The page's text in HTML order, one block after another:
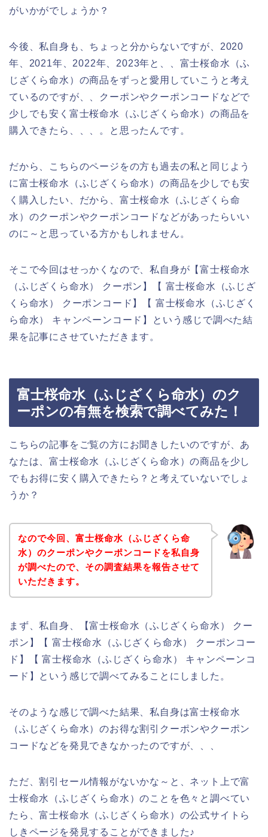
がいかがでしょうか？
今後、私自身も、ちょっと分からないですが、2020
年、2021年、2022年、2023年と、、富士桜命水（ふ
じざくら命水）の商品をずっと愛用していこうと考え
ているのですが、、クーポンやクーポンコードなどで
少しでも安く富士桜命水（ふじざくら命水）の商品を
購入できたら、、、。と思ったんです。
だから、こちらのページをの方も過去の私と同じよう
に富士桜命水（ふじざくら命水）の商品を少しでも安
く購入したい、だから、富士桜命水（ふじざくら命
水）のクーポンやクーポンコードなどがあったらいい
のに～と思っている方かもしれません。
そこで今回はせっかくなので、私自身が【富士桜命水
（ふじざくら命水） クーポン】【 富士桜命水（ふじざ
くら命水） クーポンコード】【 富士桜命水（ふじざく
ら命水） キャンペーンコード】という感じで調べた結
果を記事にさせていただきます。
富士桜命水（ふじざくら命水）のク
ーポンの有無を検索で調べてみた！
こちらの記事をご覧の方にお聞きしたいのですが、あ
なたは、富士桜命水（ふじざくら命水）の商品を少し
でもお得に安く購入できたら？と考えていないでしょ
うか？
なので今回、富士桜命水（ふじざくら命
水）のクーポンやクーポンコードを私自身
が調べたので、その調査結果を報告させて
いただきます。
まず、私自身、【富士桜命水（ふじざくら命水） クー
ポン】【 富士桜命水（ふじざくら命水） クーポンコー
ド】【 富士桜命水（ふじざくら命水） キャンペーンコ
ード】という感じで調べてみることにしました。
そのような感じで調べた結果、私自身は富士桜命水
（ふじざくら命水）のお得な割引クーポンやクーポン
コードなどを発見できなかったのですが、、、
ただ、割引セール情報がないかな～と、ネット上で富
士桜命水（ふじざくら命水）のことを色々と調べてい
たら、富士桜命水（ふじざくら命水）の公式サイトら
しきページを発見することができました♪